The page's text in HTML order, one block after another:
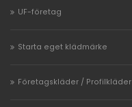
UF-företag
Starta eget klädmärke
Företagskläder / Profilkläder